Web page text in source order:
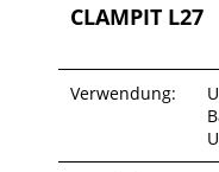
CLAMPIT L27
Verwendung: